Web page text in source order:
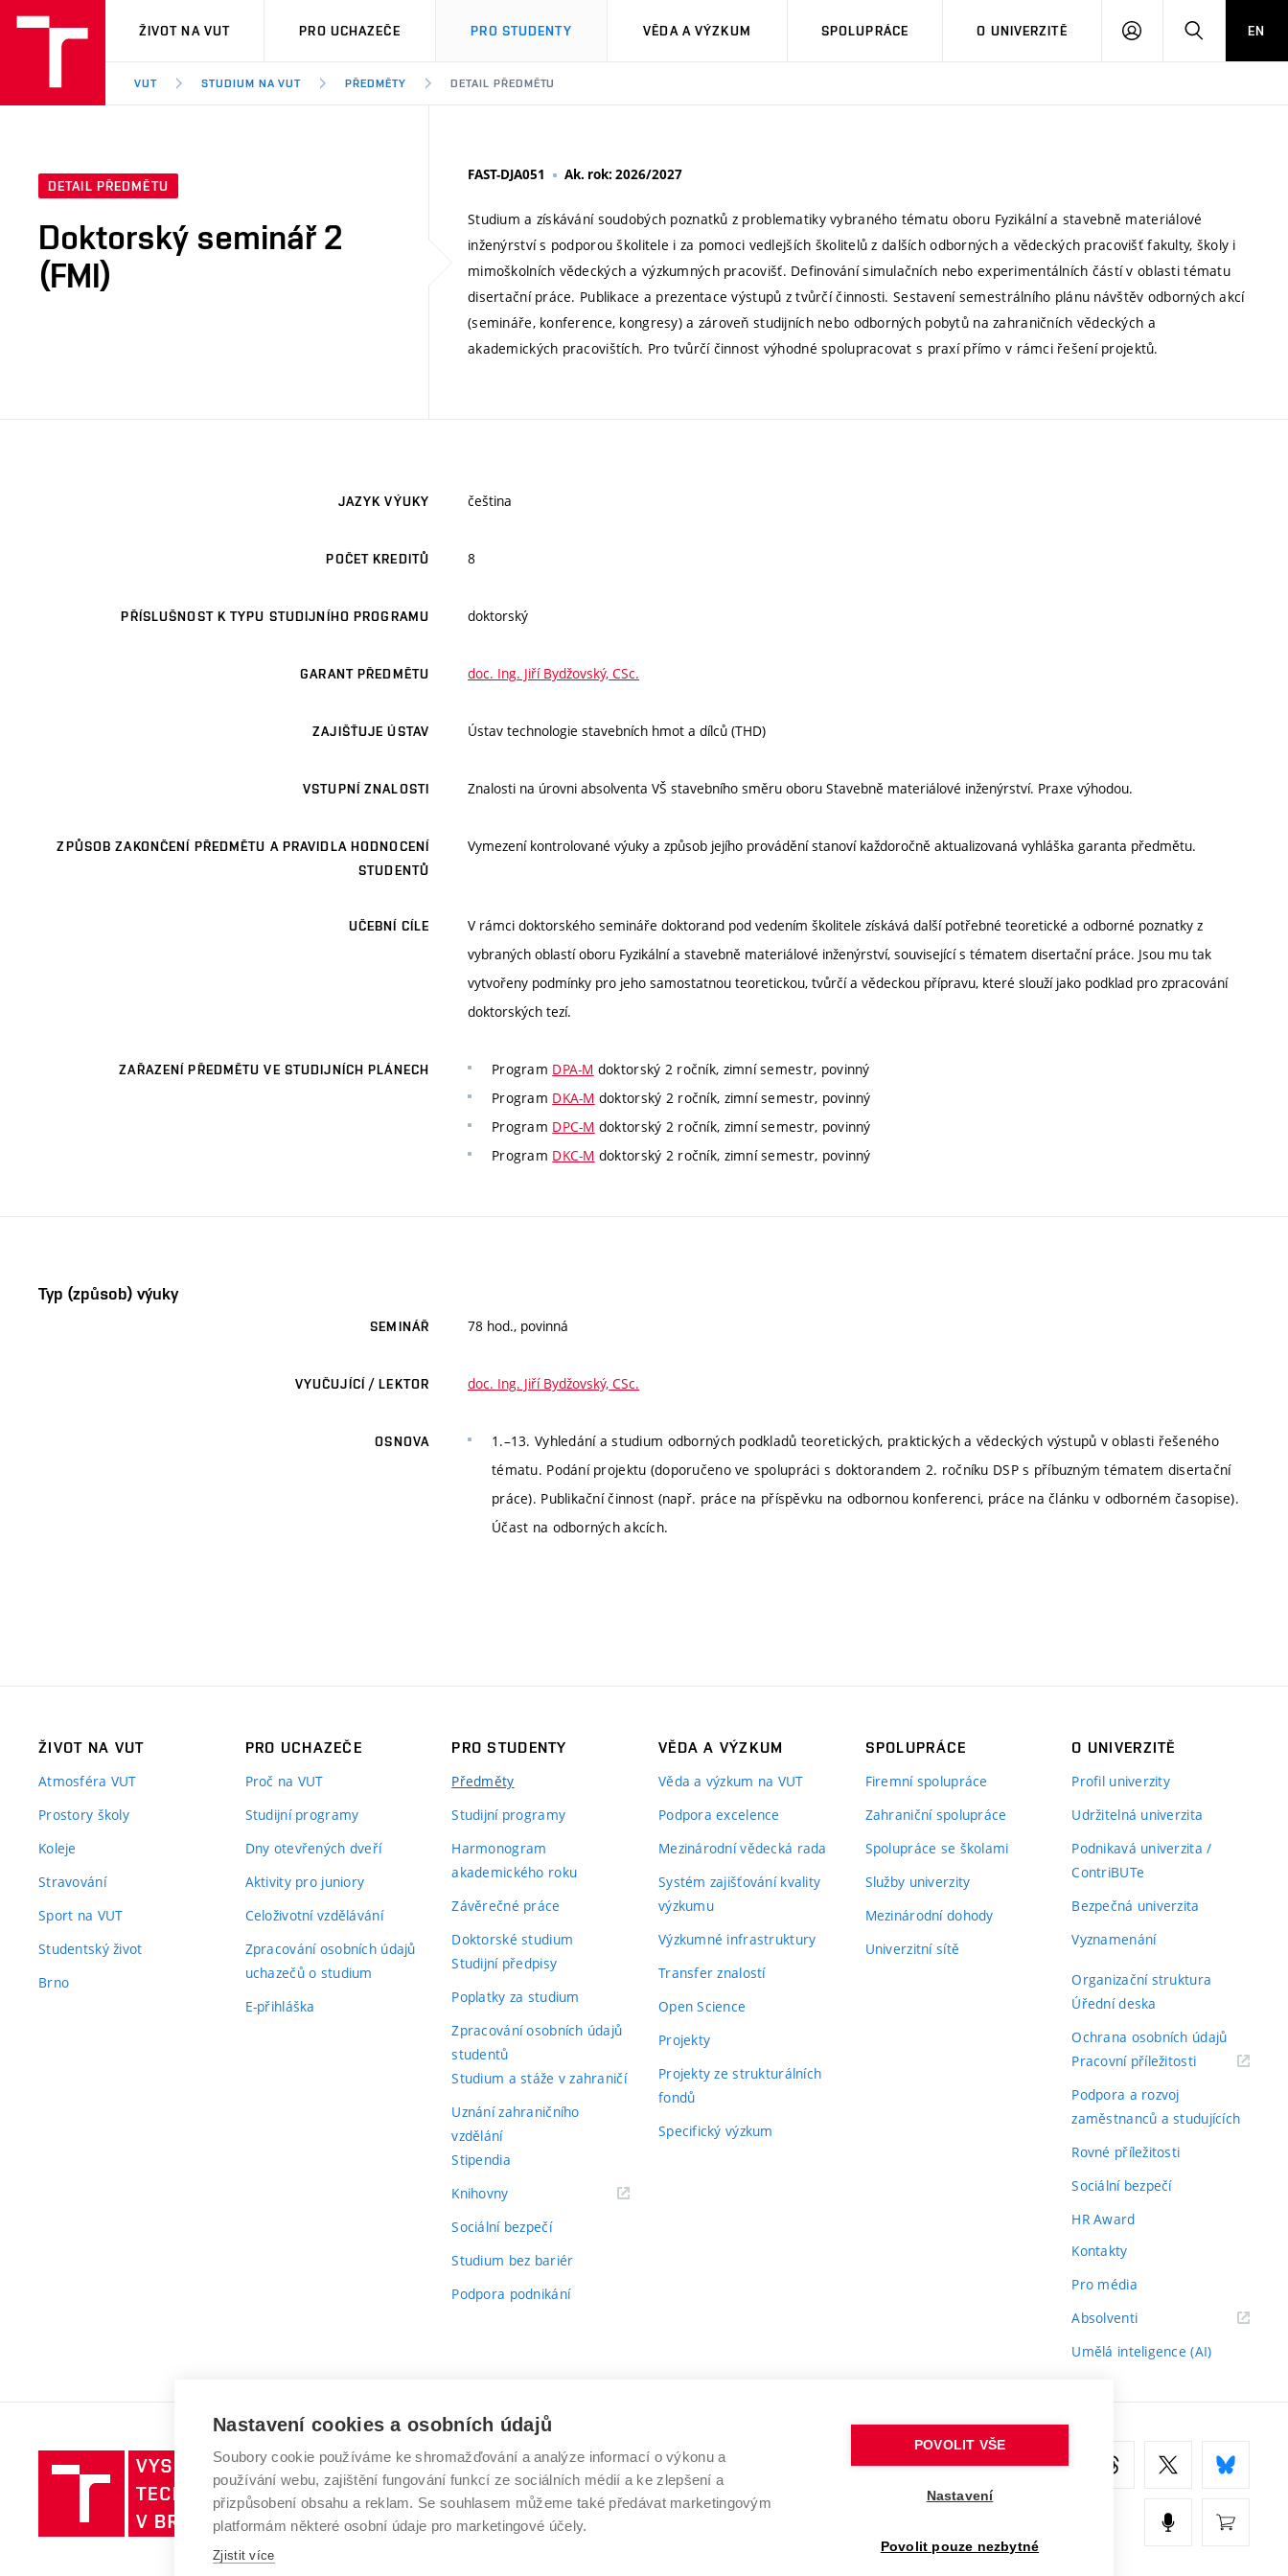
VUT
ŽIVOT NA VUT PRO UCHAZEČE PRO STUDENTY VĚDA A VÝZKUM SPOLUPRÁCE O UNIVERZITĚ
PŘIHLÁSIT HLEDATEN
VUT STUDIUM NA VUT PŘEDMĚTY DETAIL PŘEDMĚTU
DETAIL PŘEDMĚTU
Doktorský seminář 2
(FMI)
FAST-DJA051 Ak. rok: 2026/2027
Studium a získávání soudobých poznatků z problematiky vybraného tématu oboru Fyzikální a stavebně materiálové
inženýrství s podporou školitele i za pomoci vedlejších školitelů z dalších odborných a vědeckých pracovišť fakulty, školy i
mimoškolních vědeckých a výzkumných pracovišť. Definování simulačních nebo experimentálních částí v oblasti tématu
disertační práce. Publikace a prezentace výstupů z tvůrčí činnosti. Sestavení semestrálního plánu návštěv odborných akcí
(semináře, konference, kongresy) a zároveň studijních nebo odborných pobytů na zahraničních vědeckých a
akademických pracovištích. Pro tvůrčí činnost výhodné spolupracovat s praxí přímo v rámci řešení projektů.
JAZYK VÝUKY čeština
POČET KREDITŮ 8
PŘÍSLUŠNOST K TYPU STUDIJNÍHO PROGRAMU doktorský
GARANT PŘEDMĚTU doc. Ing. Jiří Bydžovský, CSc.
ZAJIŠŤUJE ÚSTAV Ústav technologie stavebních hmot a dílců (THD)
VSTUPNÍ ZNALOSTI Znalosti na úrovni absolventa VŠ stavebního směru oboru Stavebně materiálové inženýrství. Praxe výhodou.
ZPŮSOB ZAKONČENÍ PŘEDMĚTU A PRAVIDLA HODNOCENÍ
STUDENTŮ
Vymezení kontrolované výuky a způsob jejího provádění stanoví každoročně aktualizovaná vyhláška garanta předmětu.
UČEBNÍ CÍLE
V rámci doktorského semináře doktorand pod vedením školitele získává další potřebné teoretické a odborné poznatky z
vybraných oblastí oboru Fyzikální a stavebně materiálové inženýrství, související s tématem disertační práce. Jsou mu tak
vytvořeny podmínky pro jeho samostatnou teoretickou, tvůrčí a vědeckou přípravu, které slouží jako podklad pro zpracování
doktorských tezí.
ZAŘAZENÍ PŘEDMĚTU VE STUDIJNÍCH PLÁNECH Program DPA-M doktorský 2 ročník, zimní semestr, povinný
Program DKA-M doktorský 2 ročník, zimní semestr, povinný
Program DPC-M doktorský 2 ročník, zimní semestr, povinný
Program DKC-M doktorský 2 ročník, zimní semestr, povinný
Typ (způsob) výuky
SEMINÁŘ 78 hod., povinná
VYUČUJÍCÍ / LEKTOR doc. Ing. Jiří Bydžovský, CSc.
OSNOVA
1.–13. Vyhledání a studium odborných podkladů teoretických, praktických a vědeckých výstupů v oblasti řešeného
tématu. Podání projektu (doporučeno ve spolupráci s doktorandem 2. ročníku DSP s příbuzným tématem disertační
práce). Publikační činnost (např. práce na příspěvku na odbornou konferenci, práce na článku v odborném časopise).
Účast na odborných akcích.
ŽIVOT NA VUT
Atmosféra VUT
Prostory školy
Koleje
Stravování
Sport na VUT
Studentský život
Brno
PRO UCHAZEČE
Proč na VUT
Studijní programy
Dny otevřených dveří
Aktivity pro juniory
Celoživotní vzdělávání
Zpracování osobních údajů
uchazečů o studium
E-přihláška
PRO STUDENTY
Předměty
Studijní programy
Harmonogram
akademického roku
Závěrečné práce
Doktorské studium
Studijní předpisy
Poplatky za studium
Zpracování osobních údajů
studentů
Studium a stáže v zahraničí
Uznání zahraničního
vzdělání
Stipendia
Knihovny(externí
Sociální bezpečí
Studium bez bariér
Podpora podnikání
VĚDA A VÝZKUM
Věda a výzkum na VUT
Podpora excelence
Mezinárodní vědecká rada
Systém zajišťování kvality
výzkumu
Výzkumné infrastruktury
Transfer znalostí
Open Science
Projekty
Projekty ze strukturálních
fondů
Specifický výzkum
SPOLUPRÁCE
Firemní spolupráce
Zahraniční spolupráce
Spolupráce se školami
Služby univerzity
Mezinárodní dohody
Univerzitní sítě
O UNIVERZITĚ
Profil univerzity
Udržitelná univerzita
Podnikavá univerzita /
ContriBUTe
Bezpečná univerzita
Vyznamenání
Organizační struktura
Úřední deska
Ochrana osobních údajů
Pracovní příležitosti(externí
Podpora a rozvoj
zaměstnanců a studujících
Rovné příležitosti
Sociální bezpečí
HR Award
Kontakty
Pro média
Absolventi(externí
Umělá inteligence (AI)
Vysoké
učení
technické
v
VYSOKÉ UČENÍ TECHNICKÉ V BRNĚ
Antonínská 548/1
602 00 Brno
www.vut.cz
Nastavení cookies a osobních údajů
Soubory cookie používáme ke shromažďování a analýze informací o výkonu a
používání webu, zajištění fungování funkcí ze sociálních médií a ke zlepšení a
přizpůsobení obsahu a reklam. Se souhlasem můžeme také předávat marketingovým
platformám některé osobní údaje pro marketingové účely.
Zjistit více
POVOLIT VŠE
Nastavení
Povolit pouze nezbytné